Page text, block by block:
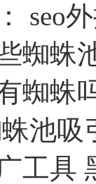
seo
蜘蛛
蜘蛛
池吸
工具